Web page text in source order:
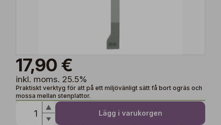
17,90 €
inkl. moms. 25.5%
Praktiskt verktyg för att på ett miljövänligt sätt få bort ogräs och
mossa mellan stenplattor.
Lägg i varukorgen